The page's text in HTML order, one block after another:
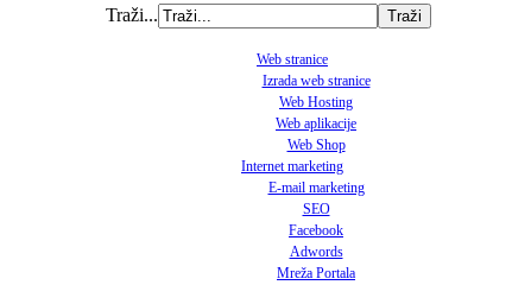
Traži...
Web stranice
Izrada web stranice
Web Hosting
Web aplikacije
Web Shop
Internet marketing
E-mail marketing
SEO
Facebook
Adwords
Mreža Portala